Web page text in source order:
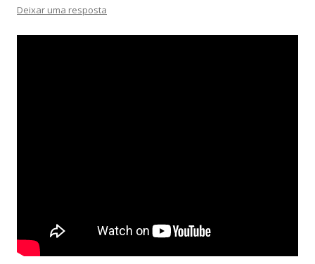
Deixar uma resposta